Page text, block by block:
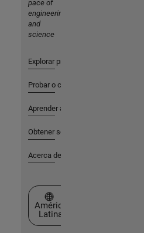
pace of
engineering
and
science
Explorar productos
Probar o comprar
Aprender a utilizar
Obtener soporte
Acerca de MathWorks
Seleccione un país/idioma
América
Latina